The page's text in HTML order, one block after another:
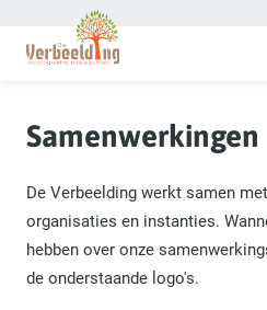
Samenwerkingen
De Verbeelding werkt samen
organisaties en instanties.
hebben over onze
de onderstaande logo's.